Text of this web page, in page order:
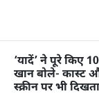
‘यादें’ ने पूरे किए
खान बोले- कास्ट
स्क्रीन पर भी